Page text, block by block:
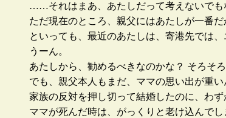
……それはまあ、あたしだって考えないでも
ただ現在のところ、親父にはあたしが一番だ
といっても、最近のあたしは、寄港先では
うーん。
あたしから、勧めるべきなのかな？ そろそ
でも、親父本人もまだ、ママの思い出が重い
家族の反対を押し切って結婚したのに、わず
ママが死んだ時は、がっくりと老け込んでし